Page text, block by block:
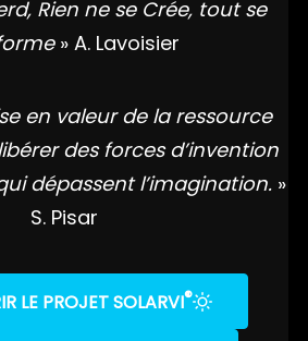
Rien ne se Crée, tout se
» A. Lavoisier
en valeur de la ressource
des forces d’invention
dépassent l’imagination. »
S. Pisar
LE PROJET SOLARVI®